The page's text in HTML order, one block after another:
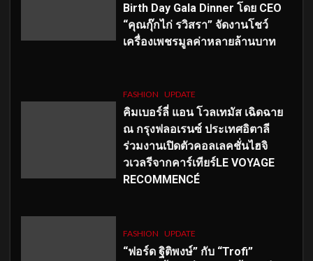
Birth Day Gala Dinner โดย CEO
“คุณกุ๊กไก่ รวิสรา” จัดงานโชว์
เครื่องเพชรมูลค่าหลายล้านบาท
FASHION UPDATE
คิมเบอร์ลี่ แอน โวลเทมัส เฉิดฉาย
ณ กรุงฟลอเรนซ์ ประเทศอิตาลี
ร่วมงานเปิดตัวคอลเลคชั่นไฮจิ
วเวลรีจากคาร์เทียร์LE VOYAGE
RECOMMENCÉ
FASHION UPDATE
“ฟอร์ด ฐิติพงษ์” กับ “Trofi”